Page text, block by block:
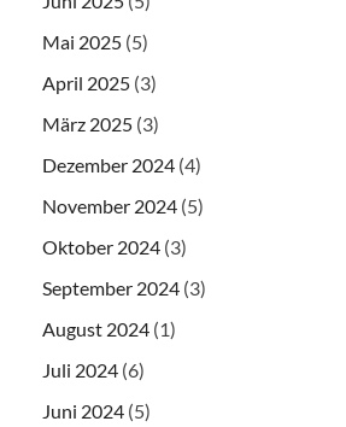
Mai 2025 (5)
April 2025 (3)
März 2025 (3)
Dezember 2024 (4)
November 2024 (5)
Oktober 2024 (3)
September 2024 (3)
August 2024 (1)
Juli 2024 (6)
Juni 2024 (5)